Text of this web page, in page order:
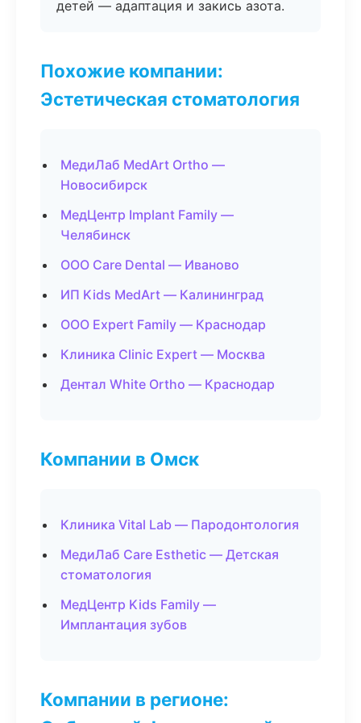
детей — адаптация и закись азота.
Похожие компании:
Эстетическая стоматология
МедиЛаб MedArt Ortho —
Новосибирск
МедЦентр Implant Family —
Челябинск
ООО Care Dental — Иваново
ИП Kids MedArt — Калининград
ООО Expert Family — Краснодар
Клиника Clinic Expert — Москва
Дентал White Ortho — Краснодар
Компании в Омск
Клиника Vital Lab — Пародонтология
МедиЛаб Care Esthetic — Детская
стоматология
МедЦентр Kids Family —
Имплантация зубов
Компании в регионе: